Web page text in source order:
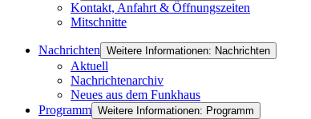
Kontakt, Anfahrt & Öffnungszeiten
Mitschnitte
Nachrichten Weitere Informationen: Nachrichten
Aktuell
Nachrichtenarchiv
Neues aus dem Funkhaus
Programm Weitere Informationen: Programm